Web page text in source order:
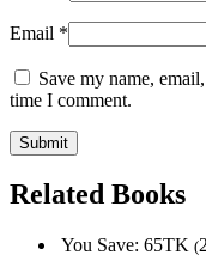
Email *
Save my name,
time I comment.
Related Books
You Save: 65TK (